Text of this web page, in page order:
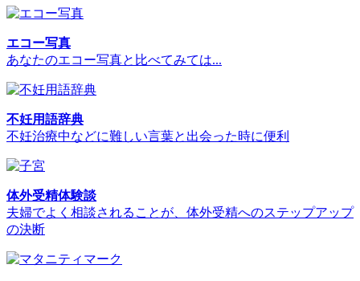
エコー写真
あなたのエコー写真と比べてみては...
不妊用語辞典
不妊治療中などに難しい言葉と出会った時に便利
体外受精体験談
夫婦でよく相談されることが、体外受精へのステップアップ
の決断